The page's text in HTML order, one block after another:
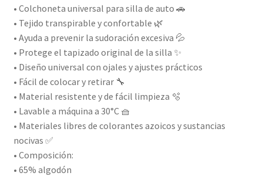
• Colchoneta universal para silla de auto 🚗
• Tejido transpirable y confortable 🌿
• Ayuda a prevenir la sudoración excesiva 💦
• Protege el tapizado original de la silla ✨
• Diseño universal con ojales y ajustes prácticos
• Fácil de colocar y retirar 🔧
• Material resistente y de fácil limpieza 🫧
• Lavable a máquina a 30°C 🧺
• Materiales libres de colorantes azoicos y sustancias
nocivas ✅
• Composición:
• 65% algodón